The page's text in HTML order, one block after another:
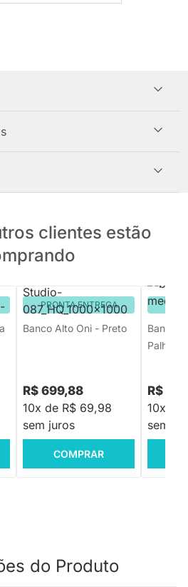
clientes estão
PRONTA ENTREGA
Banco Alto Oni - Preto
R$ 699,88
10x de R$ 69,98
sem juros
COMPRAR
Palha -
R$
10x de
sem
do Produto